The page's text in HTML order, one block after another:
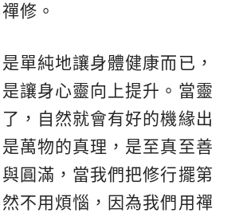
修。
是單純地讓身體健康而已，
讓身心靈向上提升。當靈
，自然就會有好的機緣出
萬物的真理，是至真至善
圓滿，當我們把修行擺第
不用煩惱，因為我們用禪